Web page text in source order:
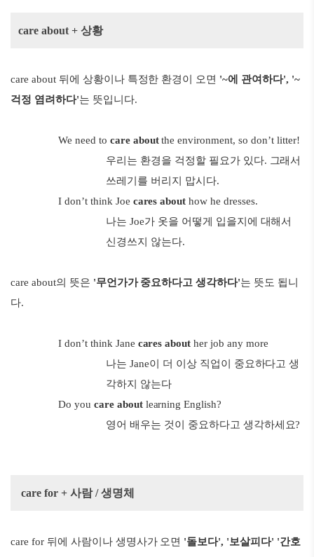
care about + 상황
care about 뒤에 상황이나 특정한 환경이 오면 '~에 관여하다', '~
걱정 염려하다'는 뜻입니다.
We need to care aboutthe environment, so don’t litter!
우리는 환경을 걱정할 필요가 있다. 그래서
쓰레기를 버리지 맙시다.
I don’t think Joe cares about how he dresses.
나는 Joe가 옷을 어떻게 입을지에 대해서
신경쓰지 않는다.
care about의 뜻은 '무언가가 중요하다고 생각하다'는 뜻도 됩니
다.
I don’t think Jane cares abouther job any more
나는 Jane이 더 이상 직업이 중요하다고 생
각하지 않는다
Do you care aboutlearning English?
영어 배우는 것이 중요하다고 생각하세요?
care for + 사람 / 생명체
care for 뒤에 사람이나 생명사가 오면 '돌보다', '보살피다' '간호